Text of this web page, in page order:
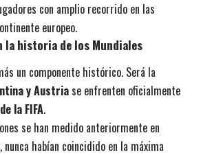
con amplio recorrido en las
europeo.
la historia de los Mundiales
un componente histórico. Será la
y Austriase enfrenten oficialmente
la FIFA.
se han medido anteriormente en
habían coincidido en la máxima